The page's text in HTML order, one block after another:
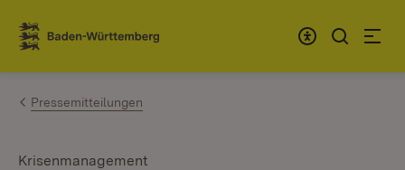
Zum Inhalt springen
Link zur Startseite
Pressemitteilungen
Krisenmanagement